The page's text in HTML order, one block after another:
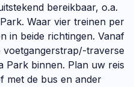
bereikbaar, o.a.
Waar vier treinen per
in beide richtingen. Vanaf
traverse
Park binnen. Plan uw reis
met de bus en ander